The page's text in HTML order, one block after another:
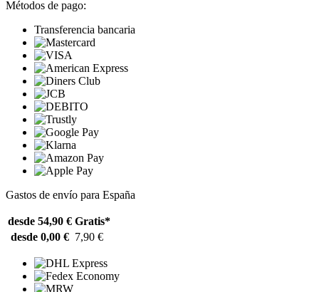
Métodos de pago:
Transferencia bancaria
Gastos de envío para España
desde 54,90 € Gratis*
desde 0,00 € 7,90 €